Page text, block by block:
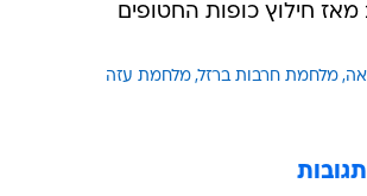
חילוץ כופות החטופים
מלחמת חרבות ברזל מלחמת עזה